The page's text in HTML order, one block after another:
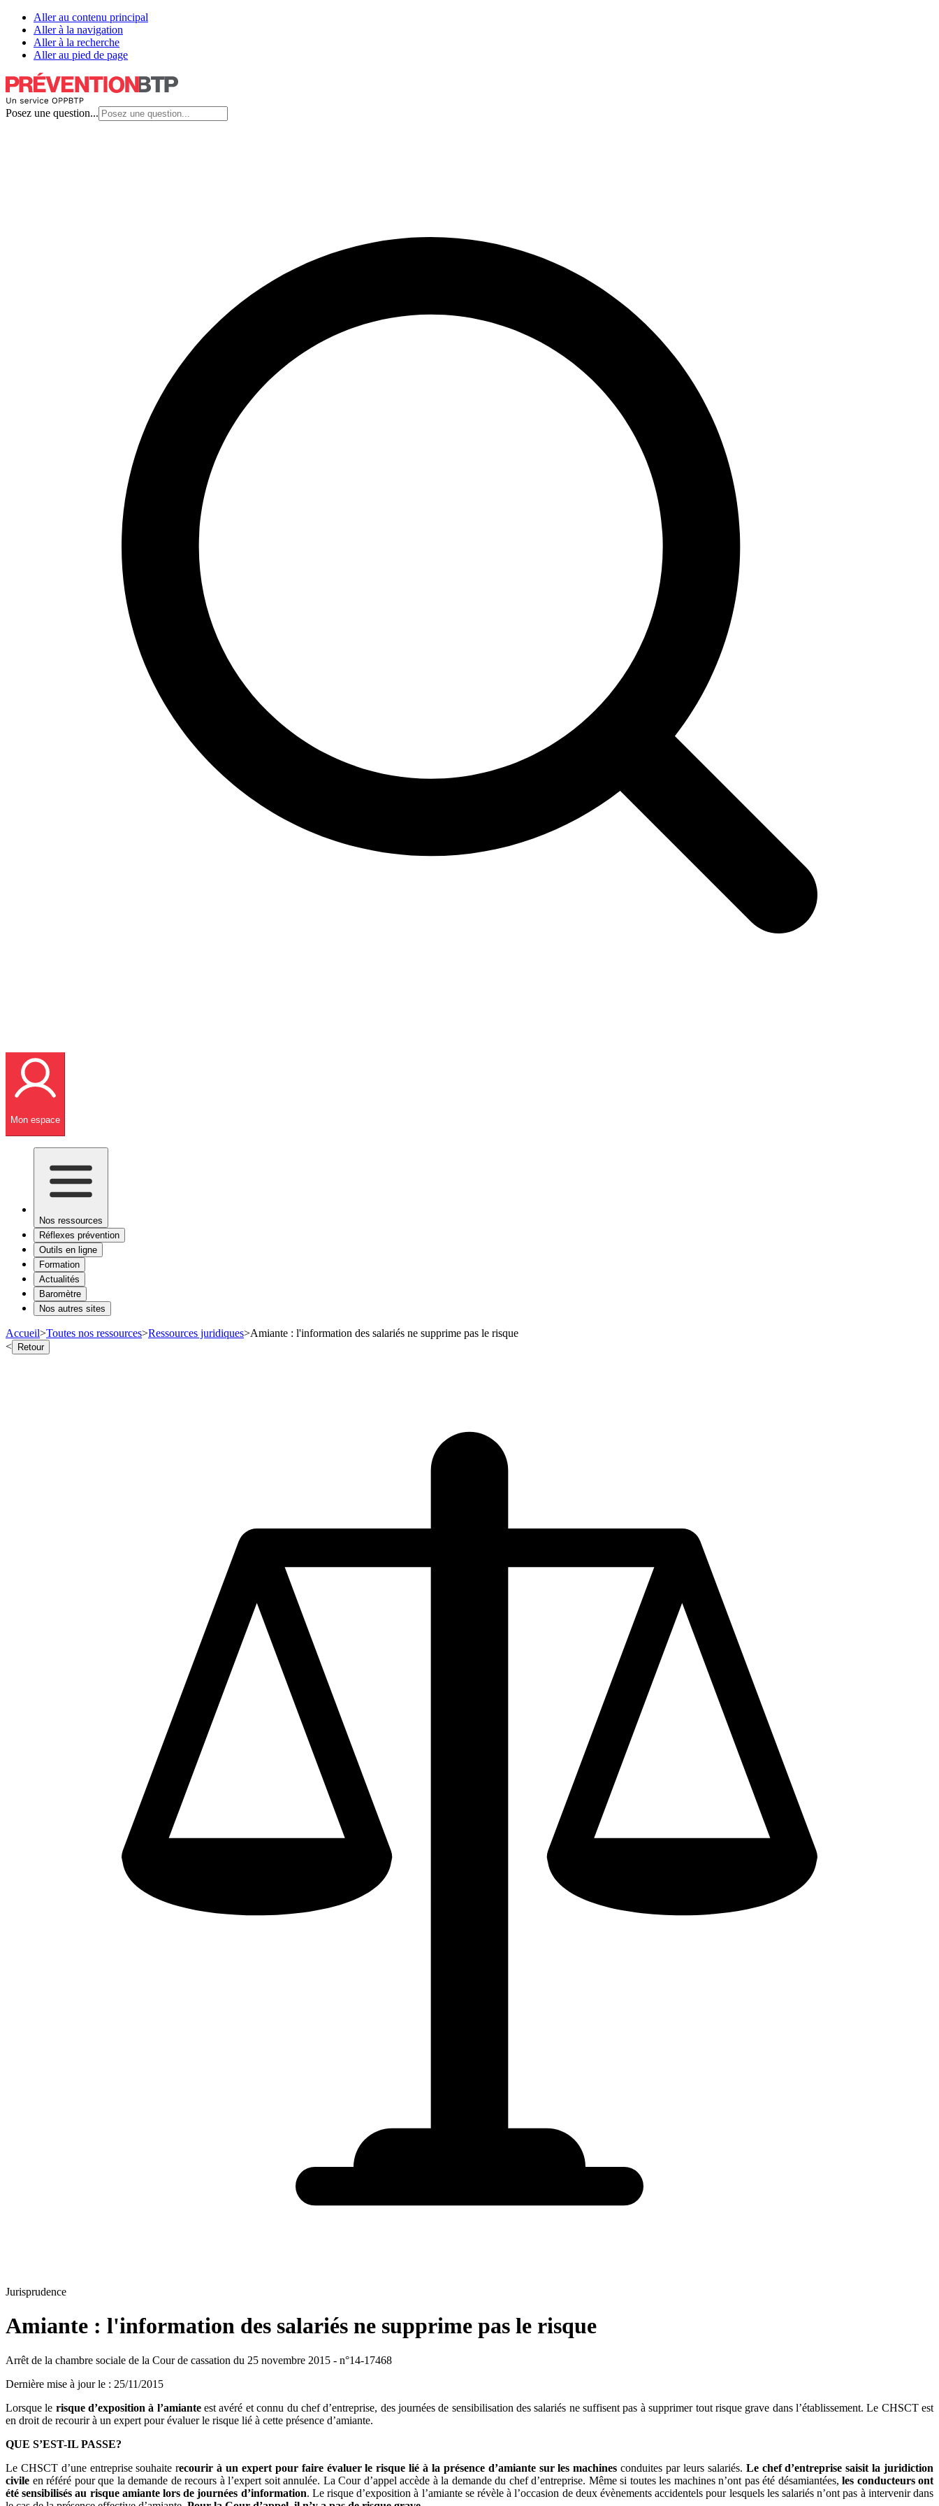
Aller au contenu principal
Aller à la navigation
Aller à la recherche
Aller au pied de page
Posez une question...
Mon espace
Nos ressources
Réflexes prévention
Outils en ligne
Formation
Actualités
Baromètre
Nos autres sites
Accueil>Toutes nos ressources>Ressources juridiques>Amiante : l'information des salariés ne supprime pas le risque
< Retour
Jurisprudence
Amiante : l'information des salariés ne supprime pas le risque
Arrêt de la chambre sociale de la Cour de cassation du 25 novembre 2015 - n°14-17468
Dernière mise à jour le : 25/11/2015
Lorsque le risque d’exposition à l’amianteest avéré et connu du chef d’entreprise, des journées de sensibilisation des salariés ne suffisent pas à supprimer tout risque grave dans l’établissement. Le CHSCT est
en droit de recourir à un expert pour évaluer le risque lié à cette présence d’amiante.
QUE S’EST-IL PASSE?
Le CHSCT d’une entreprise souhaite recourir à un expert pour faire évaluer le risque lié à la présence d’amiante sur les machinesconduites par leurs salariés. Le chef d’entreprise saisit la juridiction
civile en référé pour que la demande de recours à l’expert soit annulée. La Cour d’appel accède à la demande du chef d’entreprise. Même si toutes les machines n’ont pas été désamiantées, les conducteurs ont
été sensibilisés au risque amiante lors de journées d’information. Le risque d’exposition à l’amiante se révèle à l’occasion de deux évènements accidentels pour lesquels les salariés n’ont pas à intervenir dans